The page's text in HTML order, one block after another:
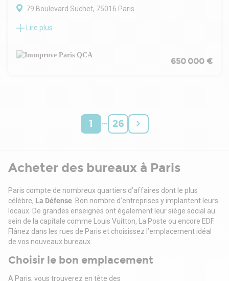
Transilien Gare Saint-Lazare (TER)
Transilien Gare Saint-Lazare (J, L)
Loi Carrez et affectation juridique en cours de détermination
79 Boulevard Suchet, 75016 Paris
Boulevard Suchet, Immprove vous propose à la vente des
Les locaux sont très calmes et les parties communes de bon
standing.
Situation/Transports :
Métro Michel-Ange Auteuil
Lire plus
650 000 €
1 … 26
Acheter des bureaux à Paris
Paris compte de nombreux quartiers d’affaires dont le plus
célèbre, La Défense . Bon nombre d’entreprises y implantent leurs
locaux. De grandes enseignes ont également leur siège social au
sein de la capitale comme Louis Vuitton, La Poste ou encore EDF.
Flânez dans les rues de Paris et choisissez l’emplacement idéal
de vos nouveaux bureaux.
Choisir le bon emplacement
A Paris, vous trouverez en tête des